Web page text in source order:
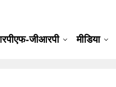
जीआरपी मीडिया